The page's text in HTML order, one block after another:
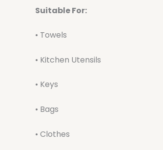
Suitable For:
• Towels
• Kitchen Utensils
• Keys
• Bags
• Clothes